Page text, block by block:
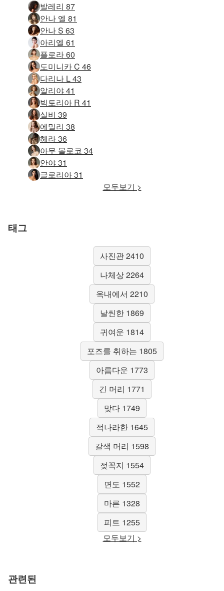
발레리 87
안나 엘 81
안나 S 63
아리엘 61
플로라 60
도미니카 C 46
다리나 L 43
알리야 41
빅토리아 R 41
실비 39
에밀리 38
헤라 36
아무 몰로코 34
안야 31
글로리아 31
모두보기 >
태그
사진관 2410
나체상 2264
옥내에서 2210
날씬한 1869
귀여운 1814
포즈를 취하는 1805
아름다운 1773
긴 머리 1771
맞다 1749
적나라한 1645
갈색 머리 1598
젖꼭지 1554
면도 1552
마른 1328
피트 1255
모두보기 >
관련된